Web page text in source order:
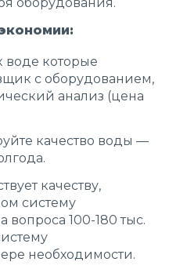
воде которые
с оборудованием,
анализ (цена
качество воды —
качеству,
систему
вопроса 100-180 тыс.
необходимости.